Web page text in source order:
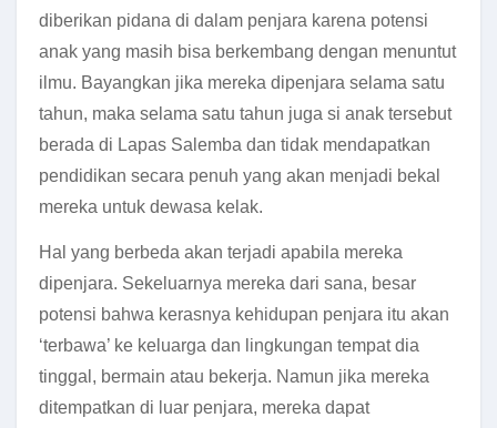
diberikan pidana di dalam penjara karena potensi
anak yang masih bisa berkembang dengan menuntut
ilmu. Bayangkan jika mereka dipenjara selama satu
tahun, maka selama satu tahun juga si anak tersebut
berada di Lapas Salemba dan tidak mendapatkan
pendidikan secara penuh yang akan menjadi bekal
mereka untuk dewasa kelak.
Hal yang berbeda akan terjadi apabila mereka
dipenjara. Sekeluarnya mereka dari sana, besar
potensi bahwa kerasnya kehidupan penjara itu akan
‘terbawa’ ke keluarga dan lingkungan tempat dia
tinggal, bermain atau bekerja. Namun jika mereka
ditempatkan di luar penjara, mereka dapat